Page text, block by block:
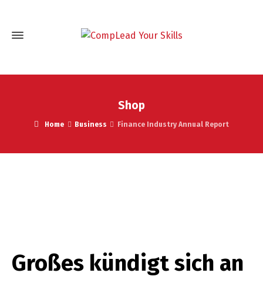
Shop
Home Business Finance Industry Annual Report
Großes kündigt sich an